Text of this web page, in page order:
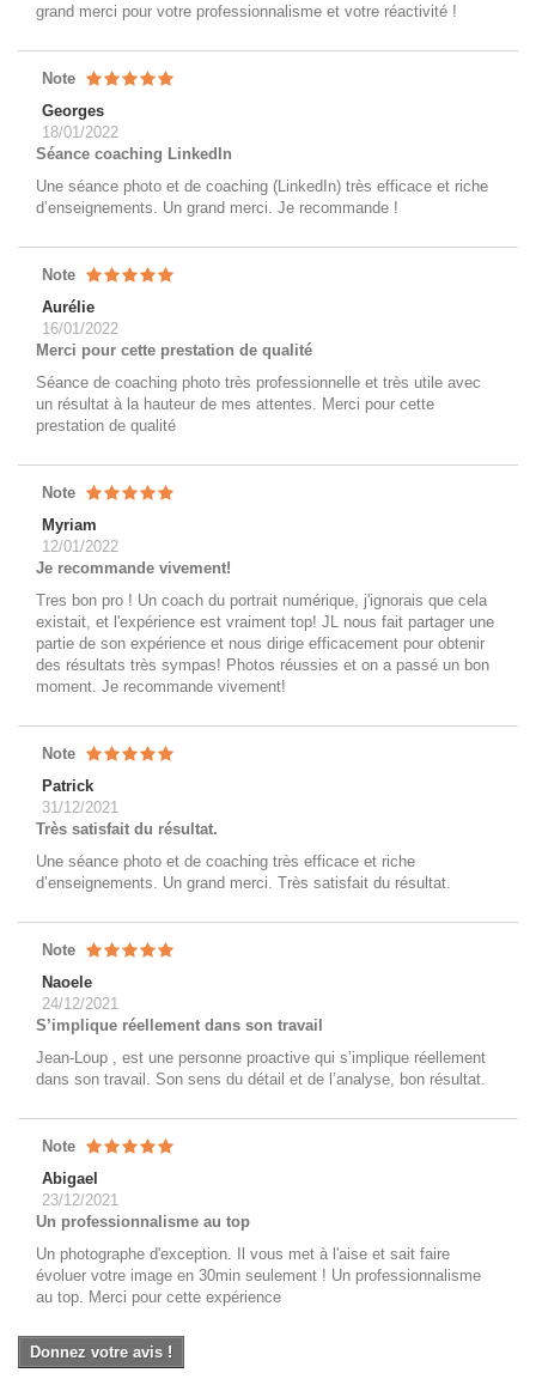
grand merci pour votre professionnalisme et votre réactivité !
Note
Georges
18/01/2022
Séance coaching LinkedIn
Une séance photo et de coaching (LinkedIn) très efficace et riche
d’enseignements. Un grand merci. Je recommande !
Note
Aurélie
16/01/2022
Merci pour cette prestation de qualité
Séance de coaching photo très professionnelle et très utile avec
un résultat à la hauteur de mes attentes. Merci pour cette
prestation de qualité
Note
Myriam
12/01/2022
Je recommande vivement!
Tres bon pro ! Un coach du portrait numérique, j'ignorais que cela
existait, et l'expérience est vraiment top! JL nous fait partager une
partie de son expérience et nous dirige efficacement pour obtenir
des résultats très sympas! Photos réussies et on a passé un bon
moment. Je recommande vivement!
Note
Patrick
31/12/2021
Très satisfait du résultat.
Une séance photo et de coaching très efficace et riche
d’enseignements. Un grand merci. Très satisfait du résultat.
Note
Naoele
24/12/2021
S’implique réellement dans son travail
Jean-Loup , est une personne proactive qui s’implique réellement
dans son travail. Son sens du détail et de l’analyse, bon résultat.
Note
Abigael
23/12/2021
Un professionnalisme au top
Un photographe d'exception. Il vous met à l'aise et sait faire
évoluer votre image en 30min seulement ! Un professionnalisme
au top. Merci pour cette expérience
Donnez votre avis !